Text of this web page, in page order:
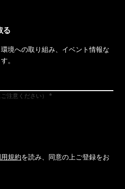
る
境への取り組み、イベント情報な
。
注意ください）
規約を読み、同意の上ご登録をお